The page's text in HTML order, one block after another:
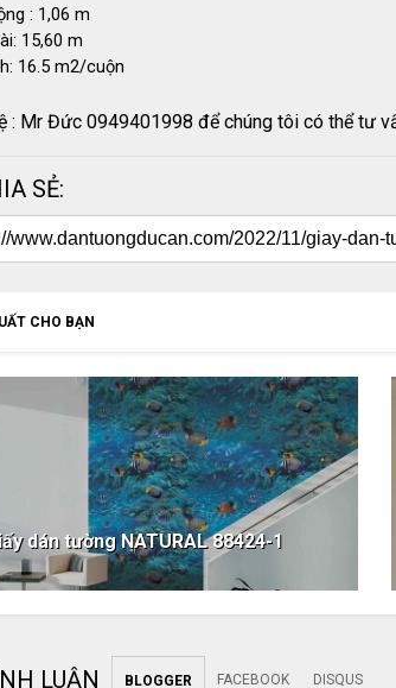
: 1,06 m
15,60 m
16.5 m2/cuộn
: Mr Đức 0949401998 để chúng tôi có thể tư
SẺ:
CHO BẠN
dán tường NATURAL 88424-1
LUẬN BLOGGER FACEBOOK DISQUS